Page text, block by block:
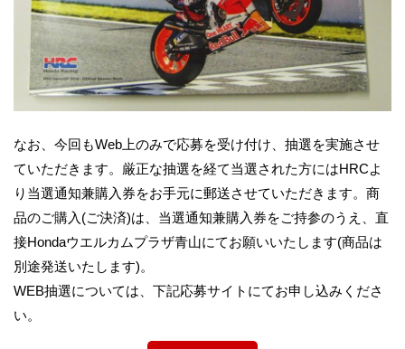
なお、今回もWeb上のみで応募を受け付け、抽選を実施させ
ていただきます。厳正な抽選を経て当選された方にはHRCよ
り当選通知兼購入券をお手元に郵送させていただきます。商
品のご購入(ご決済)は、当選通知兼購入券をご持参のうえ、直
接Hondaウエルカムプラザ青山にてお願いいたします(商品は
別途発送いたします)。
WEB抽選については、下記応募サイトにてお申し込みくださ
い。